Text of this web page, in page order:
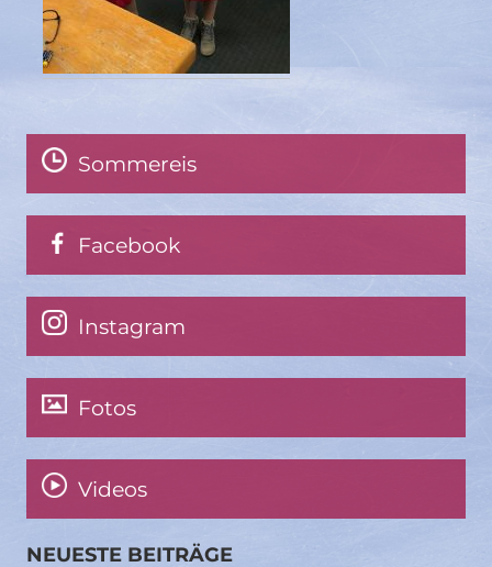
Sommereis
Facebook
Instagram
Fotos
Videos
NEUESTE BEITRÄGE